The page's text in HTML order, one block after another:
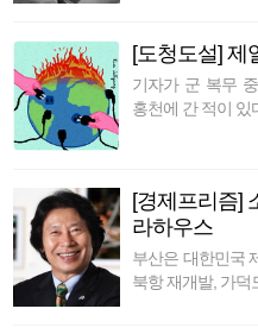
[도청도설] 제
기자가 군 복무
홍천에 간 적이 있
[경제프리즘]
라하우스
부산은 대한민국
북항 재개발, 가덕